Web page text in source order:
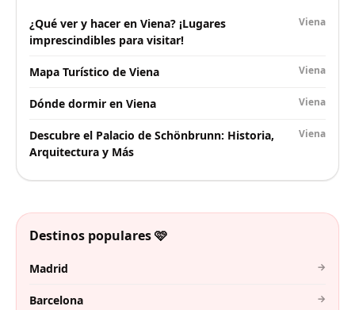
¿Qué ver y hacer en Viena? ¡Lugares
imprescindibles para visitar!
Viena
Mapa Turístico de Viena Viena
Dónde dormir en Viena Viena
Descubre el Palacio de Schönbrunn: Historia,
Arquitectura y Más
Viena
Destinos populares 🩷
Madrid →
Barcelona →